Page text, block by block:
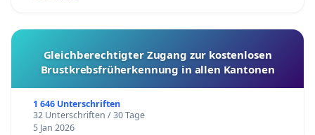
Gleichberechtigter Zugang zur kostenlosen
Brustkrebsfrüherkennung in allen Kantonen
1 646 Unterschriften
32 Unterschriften / 30 Tage
5 Jan 2026